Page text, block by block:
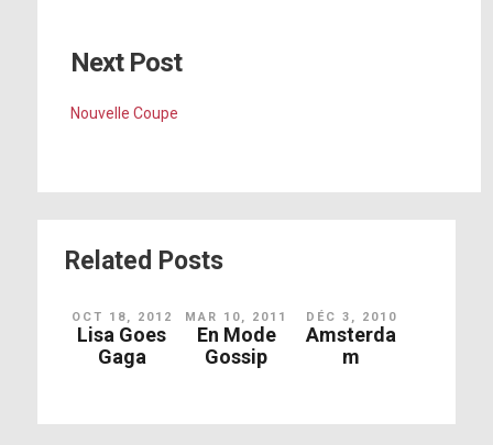
Next Post
Nouvelle Coupe
Related Posts
OCT 18, 2012
Lisa Goes
Gaga
MAR 10, 2011
En Mode
Gossip
DÉC 3, 2010
Amsterda
m